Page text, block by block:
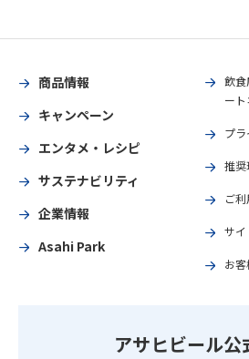
商品情報
キャンペーン
エンタメ・レシピ
サステナビリティ
企業情報
Asahi Park
飲食
ート
プ
推奨
ご
サイ
お
アサヒビール公